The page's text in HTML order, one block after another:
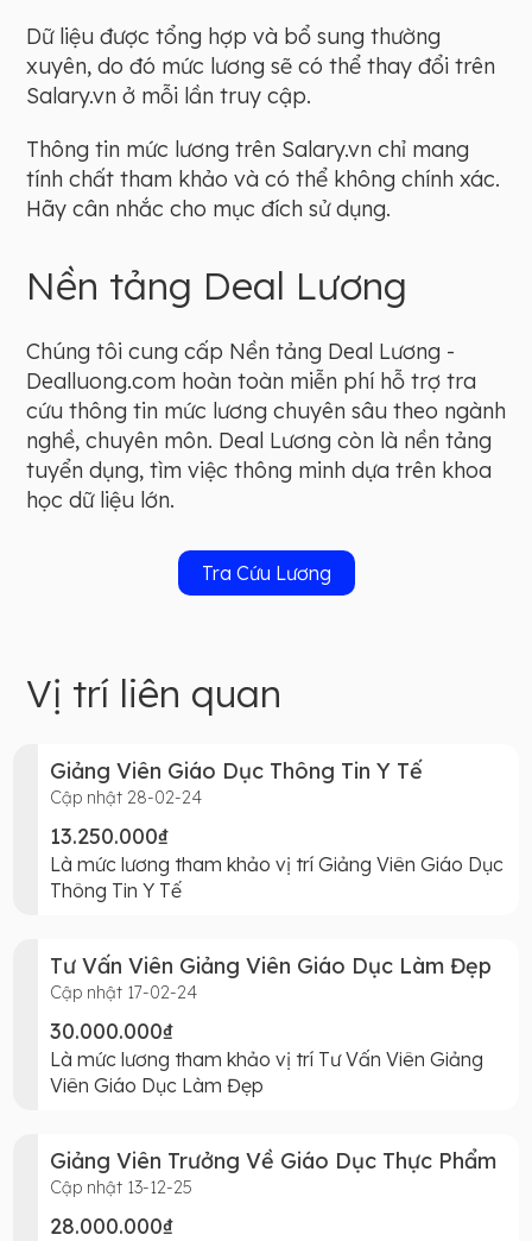
Dữ liệu được tổng hợp và bổ sung thường
xuyên, do đó mức lương sẽ có thể thay đổi trên
Salary.vn ở mỗi lần truy cập.
Thông tin mức lương trên Salary.vn chỉ mang
tính chất tham khảo và có thể không chính xác.
Hãy cân nhắc cho mục đích sử dụng.
Nền tảng Deal Lương
Chúng tôi cung cấp Nền tảng Deal Lương -
Dealluong.com hoàn toàn miễn phí hỗ trợ tra
cứu thông tin mức lương chuyên sâu theo ngành
nghề, chuyên môn. Deal Lương còn là nền tảng
tuyển dụng, tìm việc thông minh dựa trên khoa
học dữ liệu lớn.
Tra Cứu Lương
Vị trí liên quan
Giảng Viên Giáo Dục Thông Tin Y Tế
Cập nhật 28-02-24
13.250.000₫
Là mức lương tham khảo vị trí Giảng Viên Giáo Dục
Thông Tin Y Tế
Tư Vấn Viên Giảng Viên Giáo Dục Làm Đẹp
Cập nhật 17-02-24
30.000.000₫
Là mức lương tham khảo vị trí Tư Vấn Viên Giảng
Viên Giáo Dục Làm Đẹp
Giảng Viên Trưởng Về Giáo Dục Thực Phẩm
Cập nhật 13-12-25
28.000.000₫